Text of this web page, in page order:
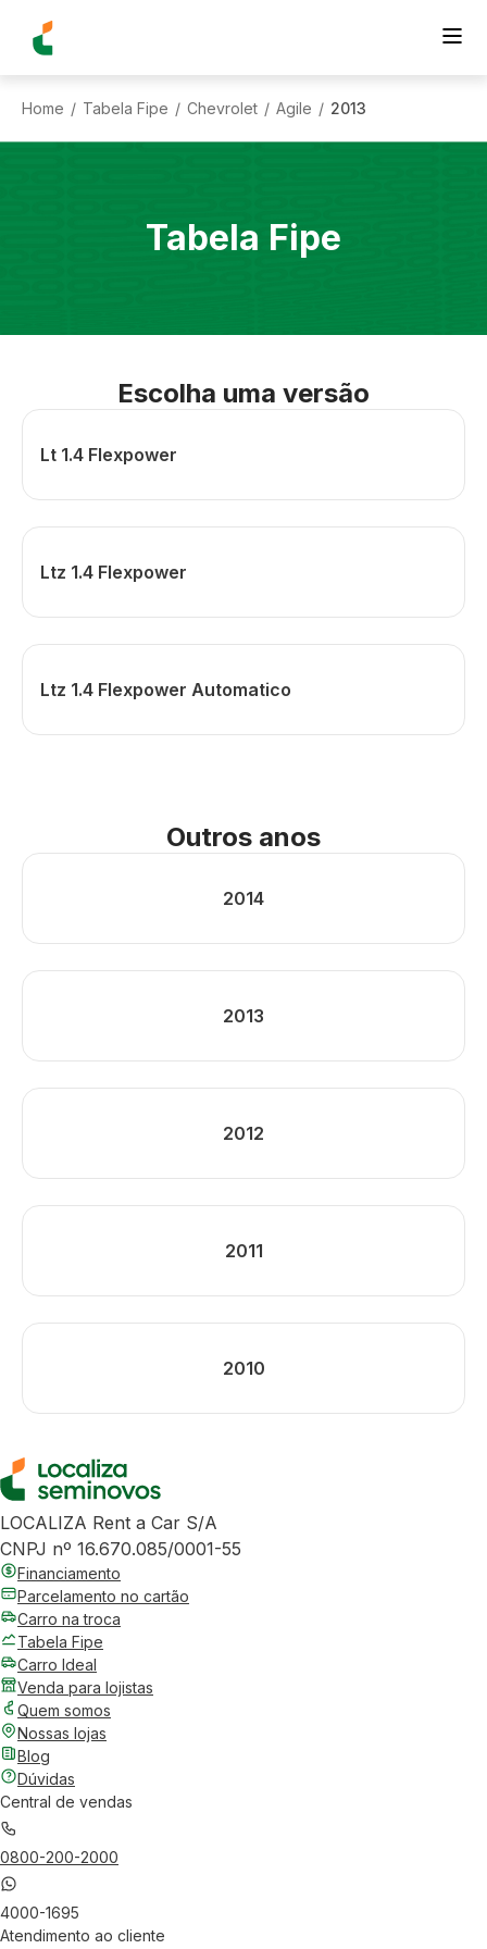
Home / Tabela Fipe / Chevrolet / Agile / 2013
Tabela Fipe
Escolha uma versão
Lt 1.4 Flexpower
Ltz 1.4 Flexpower
Ltz 1.4 Flexpower Automatico
Outros anos
2014
2013
2012
2011
2010
LOCALIZA Rent a Car S/A
CNPJ nº 16.670.085/0001-55
Financiamento
Parcelamento no cartão
Carro na troca
Tabela Fipe
Carro Ideal
Venda para lojistas
Quem somos
Nossas lojas
Blog
Dúvidas
Central de vendas
0800-200-2000
4000-1695
Atendimento ao cliente